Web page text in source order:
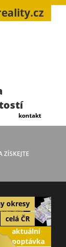
kontakt
ZÍSKEJTE
celá ČR
okresy
aktuální
poptávka